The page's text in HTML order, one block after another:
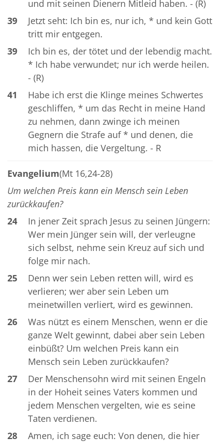
und mit seinen Dienern Mitleid haben. - (R)
39
Jetzt seht: Ich bin es, nur ich, * und kein Gott
tritt mir entgegen.
39
Ich bin es, der tötet und der lebendig macht.
* Ich habe verwundet; nur ich werde heilen.
- (R)
41
Habe ich erst die Klinge meines Schwertes
geschliffen, * um das Recht in meine Hand
zu nehmen, dann zwinge ich meinen
Gegnern die Strafe auf * und denen, die
mich hassen, die Vergeltung. - R
Evangelium(Mt 16,24-28)
Um welchen Preis kann ein Mensch sein Leben
zurückkaufen?
24
In jener Zeit sprach Jesus zu seinen Jüngern:
Wer mein Jünger sein will, der verleugne
sich selbst, nehme sein Kreuz auf sich und
folge mir nach.
25
Denn wer sein Leben retten will, wird es
verlieren; wer aber sein Leben um
meinetwillen verliert, wird es gewinnen.
26
Was nützt es einem Menschen, wenn er die
ganze Welt gewinnt, dabei aber sein Leben
einbüßt? Um welchen Preis kann ein
Mensch sein Leben zurückkaufen?
27
Der Menschensohn wird mit seinen Engeln
in der Hoheit seines Vaters kommen und
jedem Menschen vergelten, wie es seine
Taten verdienen.
28
Amen, ich sage euch: Von denen, die hier